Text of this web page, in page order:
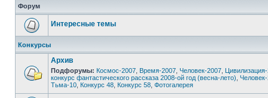
Форум
Интересные темы
Конкурсы
Архив
Подфорумы: Космос-2007 Время-2007 Человек-2007
конкурс фантастического рассказа 2008-ой год (весна-лето)
Тьма-10 Конкурс 48 Конкурс 58 Фотогалерея